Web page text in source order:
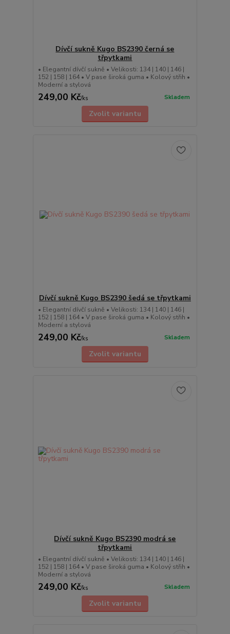
Dívčí sukně Kugo BS2390 černá se
třpytkami
• Elegantní dívčí sukně • Velikosti: 134 | 140 | 146 |
152 | 158 | 164 • V pase široká guma • Kolový střih •
Moderní a stylová
249,00 Kč/ks Skladem
Zvolit variantu
Dívčí sukně Kugo BS2390 šedá se třpytkami
• Elegantní dívčí sukně • Velikosti: 134 | 140 | 146 |
152 | 158 | 164 • V pase široká guma • Kolový střih •
Moderní a stylová
249,00 Kč/ks Skladem
Zvolit variantu
Dívčí sukně Kugo BS2390 modrá se
třpytkami
• Elegantní dívčí sukně • Velikosti: 134 | 140 | 146 |
152 | 158 | 164 • V pase široká guma • Kolový střih •
Moderní a stylová
249,00 Kč/ks Skladem
Zvolit variantu